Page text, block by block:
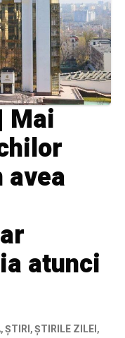
Mai
avea
atunci
,ȘTIRI,ȘTIRILE ZILEI,